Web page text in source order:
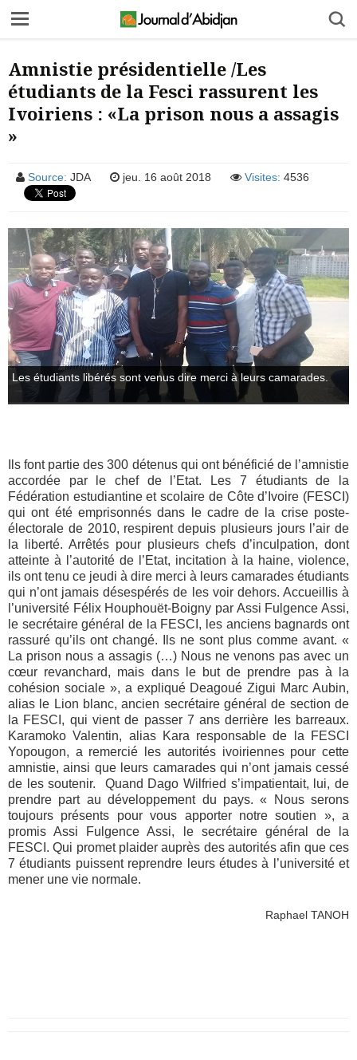
Amnistie présidentielle /Les
étudiants de la Fesci rassurent les
Ivoiriens : «La prison nous a assagis
»
Source: JDA jeu. 16 août 2018 Visites: 4536
Les étudiants libérés sont venus dire merci à leurs camarades.
Ils font partie des 300 détenus qui ont bénéficié de l’amnistie
accordée par le chef de l’Etat. Les 7 étudiants de la
Fédération estudiantine et scolaire de Côte d’Ivoire (FESCI)
qui ont été emprisonnés dans le cadre de la crise poste-
électorale de 2010, respirent depuis plusieurs jours l’air de
la liberté. Arrêtés pour plusieurs chefs d’inculpation, dont
atteinte à l’autorité de l’Etat, incitation à la haine, violence,
ils ont tenu ce jeudi à dire merci à leurs camarades étudiants
qui n’ont jamais désespérés de les voir dehors. Accueillis à
l’université Félix Houphouët-Boigny par Assi Fulgence Assi,
le secrétaire général de la FESCI, les anciens bagnards ont
rassuré qu’ils ont changé. Ils ne sont plus comme avant. «
La prison nous a assagis (…) Nous ne venons pas avec un
cœur revanchard, mais dans le but de prendre pas à la
cohésion sociale », a expliqué Deagoué Zigui Marc Aubin,
alias le Lion blanc, ancien secrétaire général de section de
la FESCI, qui vient de passer 7 ans derrière les barreaux.
Karamoko Valentin, alias Kara responsable de la FESCI
Yopougon, a remercié les autorités ivoiriennes pour cette
amnistie, ainsi que leurs camarades qui n’ont jamais cessé
de les soutenir. Quand Dago Wilfried s’impatientait, lui, de
prendre part au développement du pays. « Nous serons
toujours présents pour vous apporter notre soutien », a
promis Assi Fulgence Assi, le secrétaire général de la
FESCI. Qui promet plaider auprès des autorités afin que ces
7 étudiants puissent reprendre leurs études à l’université et
mener une vie normale.
Raphael TANOH